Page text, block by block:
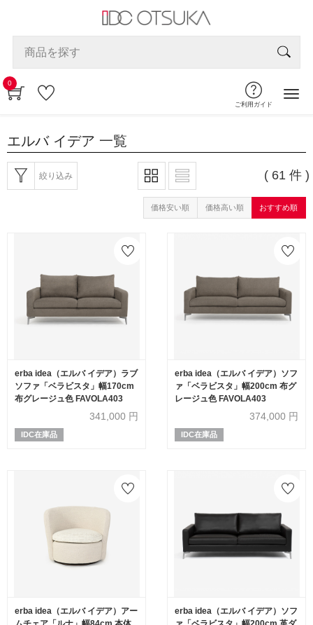
0
ご利用ガイド
エルバ イデア 一覧
絞り込み ( 61 件 )
価格安い順 価格高い順 おすすめ順
erba idea（エルバ イデア）ラブ
ソファ「ベラビスタ」幅170cm
布グレージュ色 FAVOLA403
341,000 円
IDC在庫品
erba idea（エルバ イデア）ソフ
ァ「ベラビスタ」幅200cm 布グ
レージュ色 FAVOLA403
374,000 円
IDC在庫品
erba idea（エルバ イデア）アー
erba idea（エルバ イデア）ソフ